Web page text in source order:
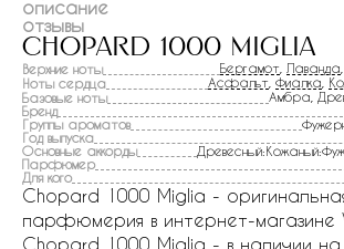
описание
отзывы
chopard 1000 miglia
Верхние ноты Бергамот Лаванда
Ноты сердца
Асфальт Фиалка
Базовые ноты
Амбра,
Бренд
Группы ароматов
Год выпуска
Основные аккорды
Парфюмер
Для кого
Chopard 1000 Miglia -
парфюмерия в интернет-магазине
Chopard 1000 Miglia - в наличии на